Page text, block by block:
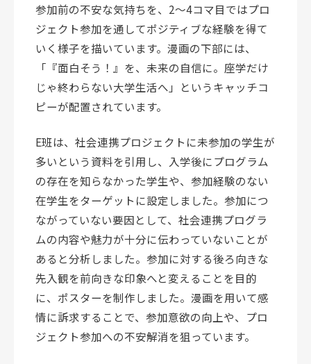
参加前の不安な気持ちを、2〜4コマ目ではプロ
ジェクト参加を通してポジティブな経験を得て
いく様子を描いています。漫画の下部には、
「『面白そう！』を、未来の自信に。座学だけ
じゃ終わらない大学生活へ」というキャッチコ
ピーが配置されています。
E班は、社会連携プロジェクトに未参加の学生が
多いという資料を引用し、入学後にプログラム
の存在を知らなかった学生や、参加経験のない
在学生をターゲットに設定しました。参加につ
ながっていない要因として、社会連携プログラ
ムの内容や魅力が十分に伝わっていないことが
あると分析しました。参加に対する後ろ向きな
先入観を前向きな印象へと変えることを目的
に、ポスターを制作しました。漫画を用いて感
情に訴求することで、参加意欲の向上や、プロ
ジェクト参加への不安解消を狙っています。